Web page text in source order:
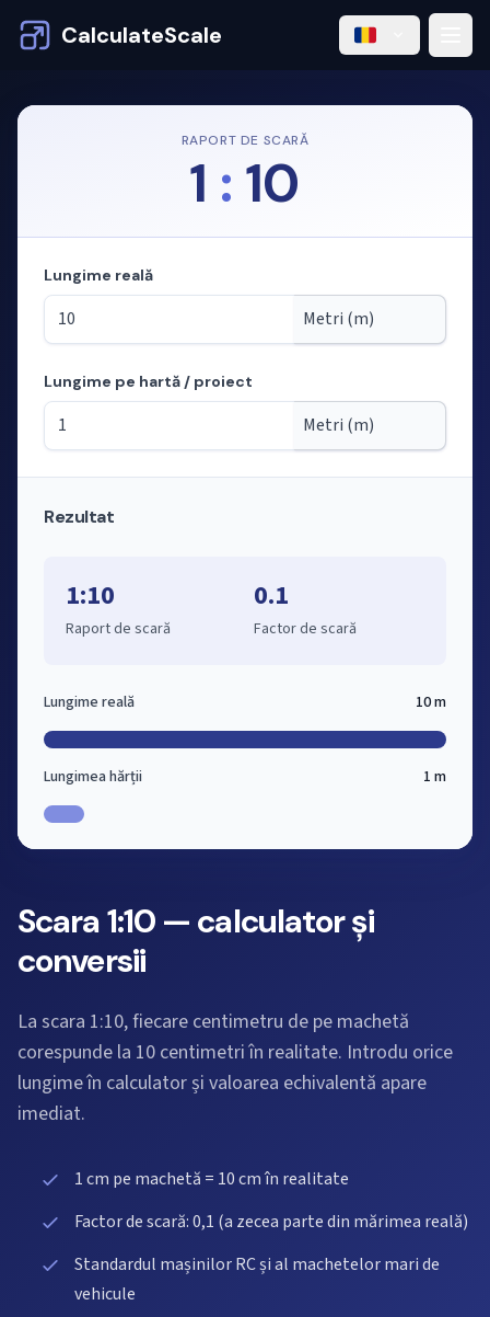
CalculateScale
Scara 1:10 — calculator și
conversii
La scara 1:10, fiecare centimetru de pe machetă
corespunde la 10 centimetri în realitate. Introdu orice
lungime în calculator și valoarea echivalentă apare
imediat.
1 cm pe machetă = 10 cm în realitate
Factor de scară: 0,1 (a zecea parte din mărimea reală)
Standardul mașinilor RC și al machetelor mari de
vehicule
RAPORT DE SCARĂ
1 : 10
Mod: calculul lungimilor din scară
Lungime reală
Lungime pe hartă / proiect
Rezultat
1:10
Raport de scară
0.1
Factor de scară
Lungime reală 10 m
Lungimea hărții 1 m